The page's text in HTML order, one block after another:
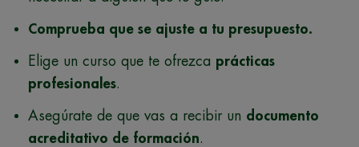
Comprueba que se ajuste a tu presupuesto.
Elige un curso que te ofrezca prácticas
profesionales.
Asegúrate de que vas a recibir un documento
acreditativo de formación.